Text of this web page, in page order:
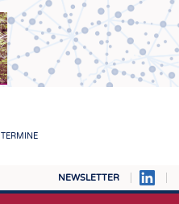
TERMINE
NEWSLETTER